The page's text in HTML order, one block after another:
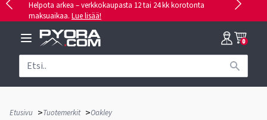
Helpota arkea – verkkokaupasta 12 tai 24 kk korotonta
maksuaikaa. Lue lisää!
0
Etusivu >Tuotemerkit >Oakley